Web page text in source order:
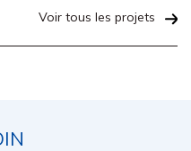
Voir tous les projets